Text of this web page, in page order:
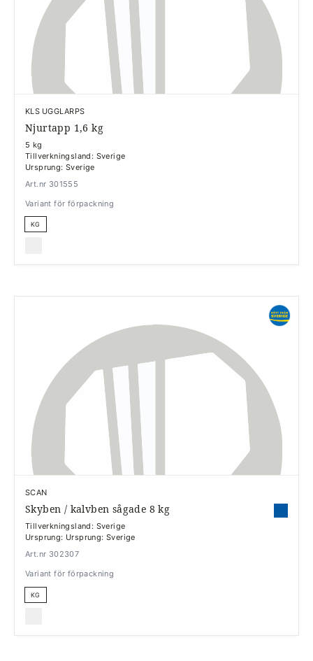
KLS UGGLARPS
Njurtapp 1,6 kg
5 kg
Tillverkningsland: Sverige
Ursprung: Sverige
Art.nr 301555
Variant för förpackning
KG
SCAN
Skyben / kalvben sågade 8 kg
Tillverkningsland: Sverige
Ursprung: Ursprung: Sverige
Art.nr 302307
Variant för förpackning
KG